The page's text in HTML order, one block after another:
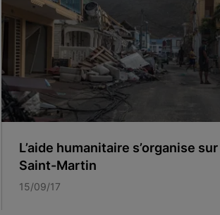
L’aide humanitaire s’organise sur
Saint-Martin
15/09/17